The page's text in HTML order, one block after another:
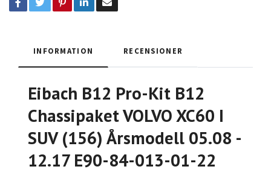
INFORMATION RECENSIONER
Eibach B12 Pro-Kit B12
Chassipaket VOLVO XC60 I
SUV (156) Årsmodell 05.08 -
12.17 E90-84-013-01-22